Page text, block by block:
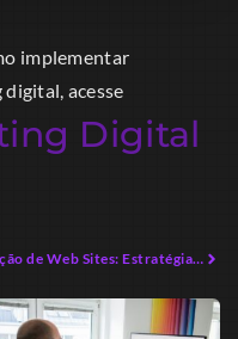
implementar
acesse
Digital
Criação de Web Sites: Estratégias Avançadas para Empreendedores Digitais